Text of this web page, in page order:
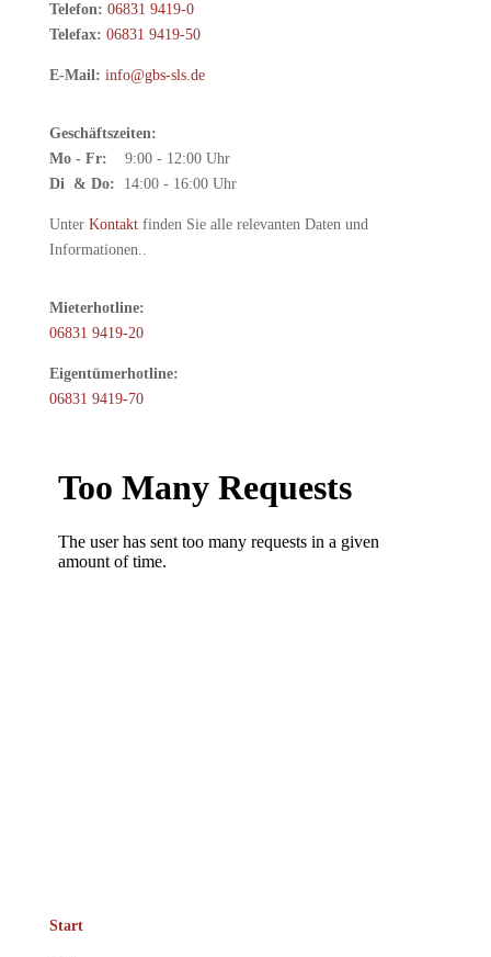
Telefon: 06831 9419-0
Telefax: 06831 9419-50
E-Mail: info@gbs-sls.de
Geschäftszeiten:
Mo - Fr: 9:00 - 12:00 Uhr
Di & Do: 14:00 - 16:00 Uhr
Unter Kontaktfinden Sie alle relevanten Daten und
Informationen..
Mieterhotline:
06831 9419-20
Eigentümerhotline:
06831 9419-70
Start